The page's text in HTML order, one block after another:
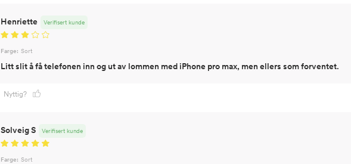
Henriette Verifisert kunde
Farge: Sort
Litt slit å få telefonen inn og ut av lommen med iPhone pro max, men ellers som forventet.
Nyttig?
Solveig S Verifisert kunde
Farge: Sort